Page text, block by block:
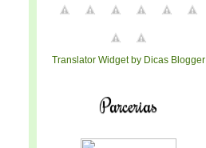
Translator Widget by Dicas Blogger
Parcerias